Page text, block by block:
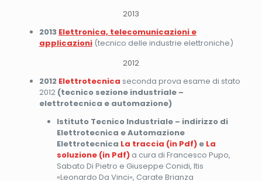
2013
2013 Elettronica, telecomunicazioni e
applicazioni(tecnico delle industrie elettroniche)
2012
2012 Elettrotecnica seconda prova esame di stato
2012 (tecnico sezione industriale –
elettrotecnica e automazione)
Istituto Tecnico Industriale – indirizzo di
Elettrotecnica e Automazione
Elettrotecnica La traccia (in Pdf)e La
soluzione (in Pdf) a cura di Francesco Pupo,
Sabato Di Pietro e Giuseppe Conidi, Itis
«Leonardo Da Vinci», Carate Brianza